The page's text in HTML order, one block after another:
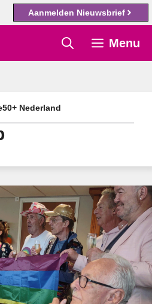
Aanmelden Nieuwsbrief
Menu
Nederland